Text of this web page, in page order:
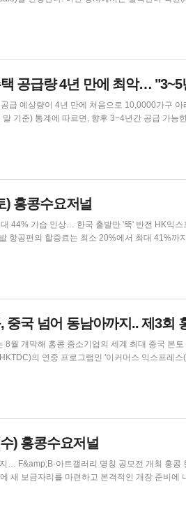
&amp; Gabbana), 발렌티노(Valentino), 버버
공급량 4년 만에 최악…
급 예상량이 4년 만에 처음으로 10,0000가구 아래
준) 통계에 따르면, 향후 3~4년간 공급 가능한 사설
(Ricacorp Properties)의 데릭 찬 연구원장은 이
) 홍콩수요저널
만 '뚝' 반전 HK익스프레스(HK Express)가 오는 토요일부터 대부분 노선의
할증료는 최소 20%에서 최대 41%까지 상승한다고 발표했다.
간당 165홍콩달러(한화 약 3만 855원)에서 198홍
중국 넘어 동남아까지.. 제3회
8월 개막해 홍콩 중소기업의 세계 최대 중국 본
드가 참여한다. 한편, 처음으로 선보이는 동남아시아국가연합(ASEAN) 버전
) 홍콩수요저널
칭 공모전 개최 홍콩 한인사회의 오랜 숙원이었던 '홍콩 코리안클럽(Korean
련하고 본격적인 개장 준비에 나섰다. 코리안클럽 준비위원회 측은 홍콩 센
Central, Central)에 위치한 '에이치 퀸즈 빌딩